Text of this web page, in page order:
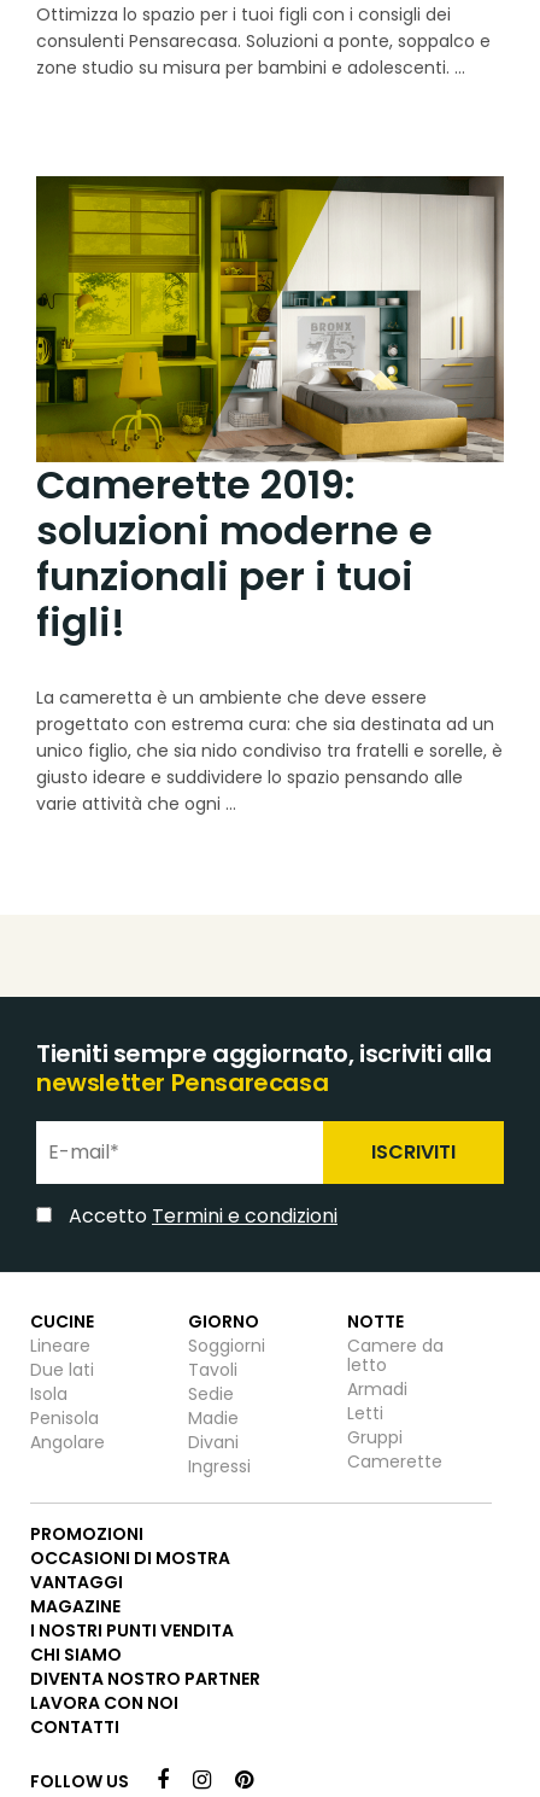
Ottimizza lo spazio per i tuoi figli con i consigli dei
consulenti Pensarecasa. Soluzioni a ponte, soppalco e
zone studio su misura per bambini e adolescenti.
Camerette 2019:
soluzioni moderne e
funzionali per i tuoi
figli!
La cameretta è un ambiente che deve essere
progettato con estrema cura: che sia destinata ad un
unico figlio, che sia nido condiviso tra fratelli e sorelle, è
giusto ideare e suddividere lo spazio pensando alle
varie attività che ogni
Tieniti sempre aggiornato, iscriviti alla
newsletter Pensarecasa
ISCRIVITI
Accetto Termini e condizioni
CUCINE
Lineare
Due lati
Isola
Penisola
Angolare
GIORNO
Soggiorni
Tavoli
Sedie
Madie
Divani
Ingressi
NOTTE
Camere da
letto
Armadi
Letti
Gruppi
Camerette
PROMOZIONI
OCCASIONI DI MOSTRA
VANTAGGI
MAGAZINE
I NOSTRI PUNTI VENDITA
CHI SIAMO
DIVENTA NOSTRO PARTNER
LAVORA CON NOI
CONTATTI
FOLLOW US